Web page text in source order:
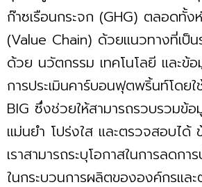
ก๊าซเรือนกระจก (GHG) ตลอดทั้
(Value Chain) ด้วยแนวทางที่เป็น
ด้วย นวัตกรรม เทคโนโลยี และข้
การประเมินคาร์บอนฟุตพริ้นท์โดย
BIG ซึ่งช่วยให้สามารถรวบรวมข้
แม่นยำ โปร่งใส และตรวจสอบได้
เราสามารถระบุโอกาสในการลดก
ในกระบวนการผลิตขององค์กรแ